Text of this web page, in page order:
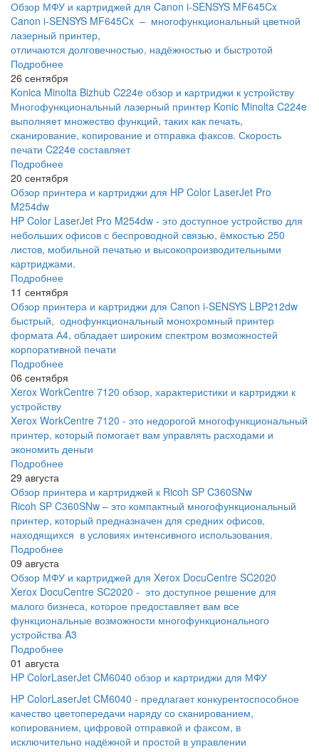
Обзор МФУ и картриджей для Canon i-SENSYS MF645Cx
Canon i-SENSYS MF645Cx – многофункциональный цветной
лазерный принтер,
отличаются долговечностью, надёжностью и быстротой
Подробнее
26 сентября
Konica Minolta Bizhub C224e обзор и картриджи к устройству
Многофункциональный лазерный принтер Konic Minolta C224e
выполняет множество функций, таких как печать,
сканирование, копирование и отправка факсов. Скорость
печати C224e составляет
Подробнее
20 сентября
Обзор принтера и картриджи для HP Color LaserJet Pro
M254dw
HP Color LaserJet Pro M254dw - это доступное устройство для
небольших офисов с беспроводной связью, ёмкостью 250
листов, мобильной печатью и высокопроизводительными
картриджами.
Подробнее
11 сентября
Обзор принтера и картриджи для Canon i-SENSYS LBP212dw
быстрый, однофункциональный монохромный принтер
формата А4, обладает широким спектром возможностей
корпоративной печати
Подробнее
06 сентября
Xerox WorkCentre 7120 обзор, характеристики и картриджи к
устройству
Xerox WorkCentre 7120 - это недорогой многофункциональный
принтер, который помогает вам управлять расходами и
экономить деньги
Подробнее
29 августа
Обзор принтера и картриджей к Ricoh SP C360SNw
Ricoh SP C360SNw – это компактный многофункциональный
принтер, который предназначен для средних офисов,
находящихся в условиях интенсивного использования.
Подробнее
09 августа
Обзор МФУ и картриджей для Xerox DocuCentre SC2020
Xerox DocuCentre SC2020 - это доступное решение для
малого бизнеса, которое предоставляет вам все
функциональные возможности многофункционального
устройства A3
Подробнее
01 августа
HP ColorLaserJet CM6040 обзор и картриджи для МФУ
HP ColorLaserJet CM6040 - предлагает конкурентоспособное
качество цветопередачи наряду со сканированием,
копированием, цифровой отправкой и факсом, в
исключительно надёжной и простой в управлении